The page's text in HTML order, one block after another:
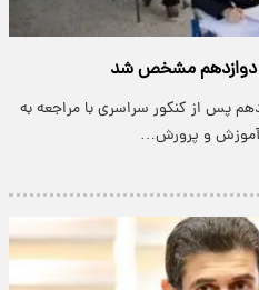
دوازدهم مشخص شد
پس از کنکور سراسری با مراجعه به
آموزش و پرورش…